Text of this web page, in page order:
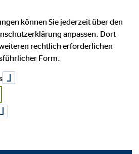
und Bezirksleiter für die OVB
können Sie jederzeit über den
anpassen. Dort
rechtlich erforderlichen
Form.